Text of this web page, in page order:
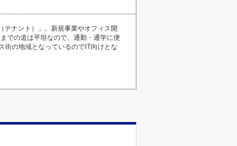
テナント）」。新規事業やオフィス開
での道は平坦なので、通勤・通学に便
街の地域となっているのでIT向けとな